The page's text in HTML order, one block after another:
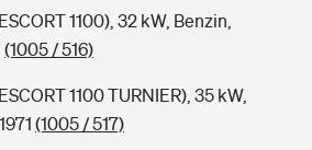
1100), 32 kW, Benzin,
(1005 / 516)
1100 TURNIER), 35 kW,
(1005 / 517)